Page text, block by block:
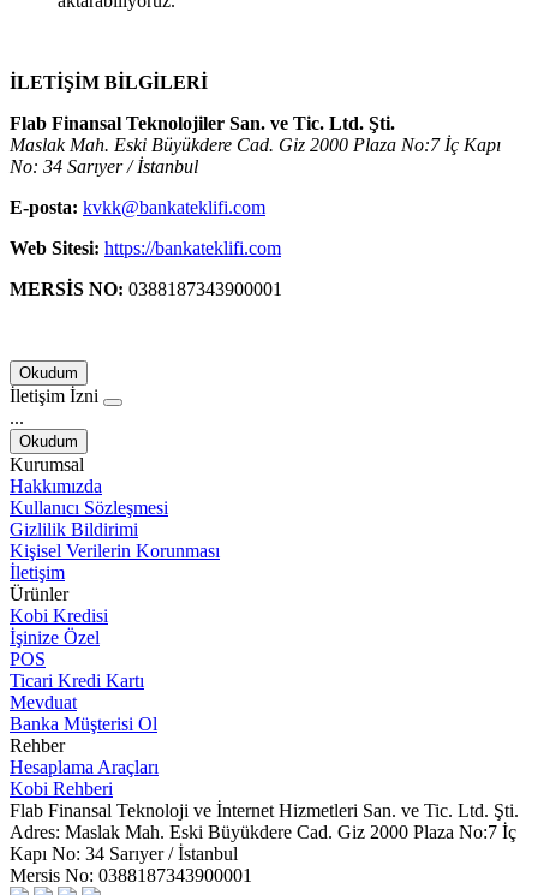
İLETİŞİM BİLGİLERİ
Flab Finansal Teknolojiler San. ve Tic. Ltd. Şti.
Maslak Mah. Eski Büyükdere Cad. Giz 2000 Plaza No:7 İç Kapı
No: 34 Sarıyer / İstanbul
E-posta: kvkk@bankateklifi.com
Web Sitesi: https://bankateklifi.com
MERSİS NO: 0388187343900001
Okudum
İletişim İzni
...
Okudum
Kurumsal
Hakkımızda
Kullanıcı Sözleşmesi
Gizlilik Bildirimi
Kişisel Verilerin Korunması
İletişim
Ürünler
Kobi Kredisi
İşinize Özel
POS
Ticari Kredi Kartı
Mevduat
Banka Müşterisi Ol
Rehber
Hesaplama Araçları
Kobi Rehberi
Flab Finansal Teknoloji ve İnternet Hizmetleri San. ve Tic. Ltd. Şti.
Adres: Maslak Mah. Eski Büyükdere Cad. Giz 2000 Plaza No:7 İç
Kapı No: 34 Sarıyer / İstanbul
Mersis No: 0388187343900001